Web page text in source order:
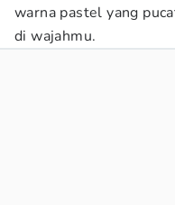
warna pastel yang
di wajahmu.